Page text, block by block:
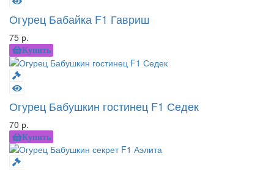
Огурец Бабайка F1 Гавриш
75 р.
Купить
Огурец Бабушкин гостинец F1 Седек
70 р.
Купить